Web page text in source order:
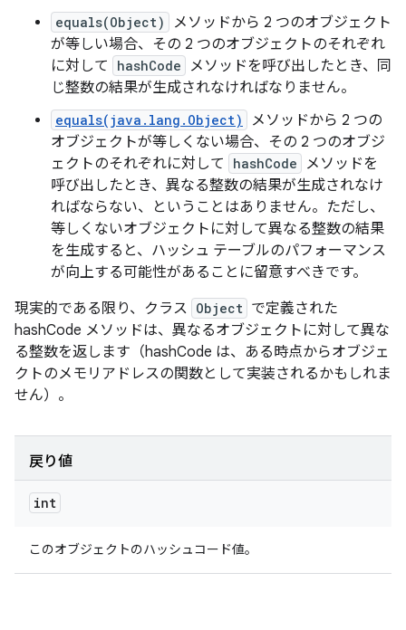
equals(Object)
メソッドから 2 つのオブジェクト
が等しい場合、その 2 つのオブジェクトのそれぞれ
に対して
hashCode
メソッドを呼び出したとき、同
じ整数の結果が生成されなければなりません。
equals(java.lang.Object)
メソッドから 2 つの
オブジェクトが等しくない場合、その 2 つのオブジ
ェクトのそれぞれに対して
hashCode
メソッドを
呼び出したとき、異なる整数の結果が生成されなけ
ればならない、ということはありません。 ただし、
等しくないオブジェクトに対して異なる整数の結果
を生成すると、ハッシュ テーブルのパフォーマンス
が向上する可能性があることに留意すべきです。
現実的である限り、クラス Object で定義された
hashCode メソッドは、異なるオブジェクトに対して異な
る整数を返します（hashCode は、ある時点からオブジェ
クトのメモリアドレスの関数として実装されるかもしれま
せん）。
戻り値
int
このオブジェクトのハッシュコード値。